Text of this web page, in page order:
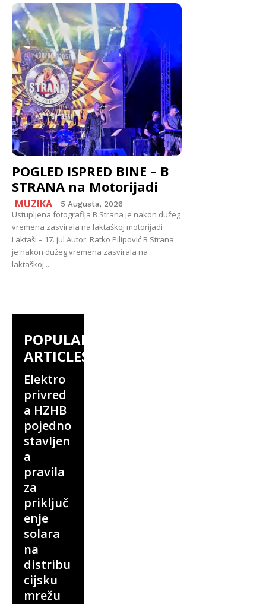
POGLED ISPRED BINE – B
STRANA na Motorijadi
MUZIKA 5 Augusta, 2026
Ustupljena fotografija B Strana je nakon dužeg
vremena zasvirala na laktaškoj motorijadi
Laktaši – 17. jul Autor: Ratko Pilipović B Strana
je nakon dužeg vremena zasvirala na
laktaškoj...
POPULAR
ARTICLES
Elektro
privred
a HZHB
pojedno
stavljen
a
pravila
za
priključ
enje
solara
na
distribu
cijsku
mrežu